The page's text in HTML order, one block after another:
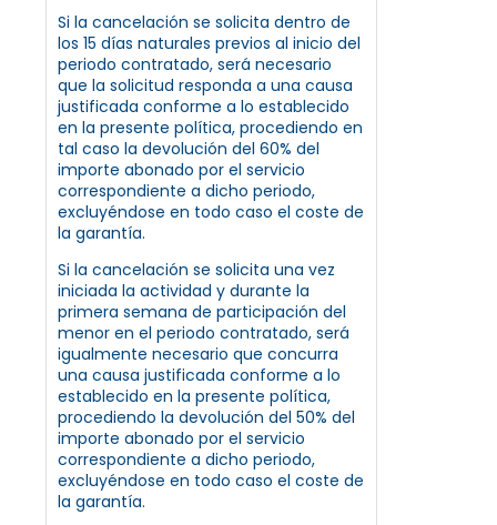
Si la cancelación se solicita dentro de
los 15 días naturales previos al inicio del
periodo contratado, será necesario
que la solicitud responda a una causa
justificada conforme a lo establecido
en la presente política, procediendo en
tal caso la devolución del 60% del
importe abonado por el servicio
correspondiente a dicho periodo,
excluyéndose en todo caso el coste de
la garantía.
Si la cancelación se solicita una vez
iniciada la actividad y durante la
primera semana de participación del
menor en el periodo contratado, será
igualmente necesario que concurra
una causa justificada conforme a lo
establecido en la presente política,
procediendo la devolución del 50% del
importe abonado por el servicio
correspondiente a dicho periodo,
excluyéndose en todo caso el coste de
la garantía.